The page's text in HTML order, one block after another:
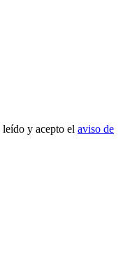
y acepto el aviso de